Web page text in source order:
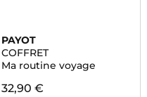
PAYOT
COFFRET
Ma routine voyage
32,90 €